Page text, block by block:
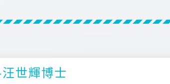
世輝博士